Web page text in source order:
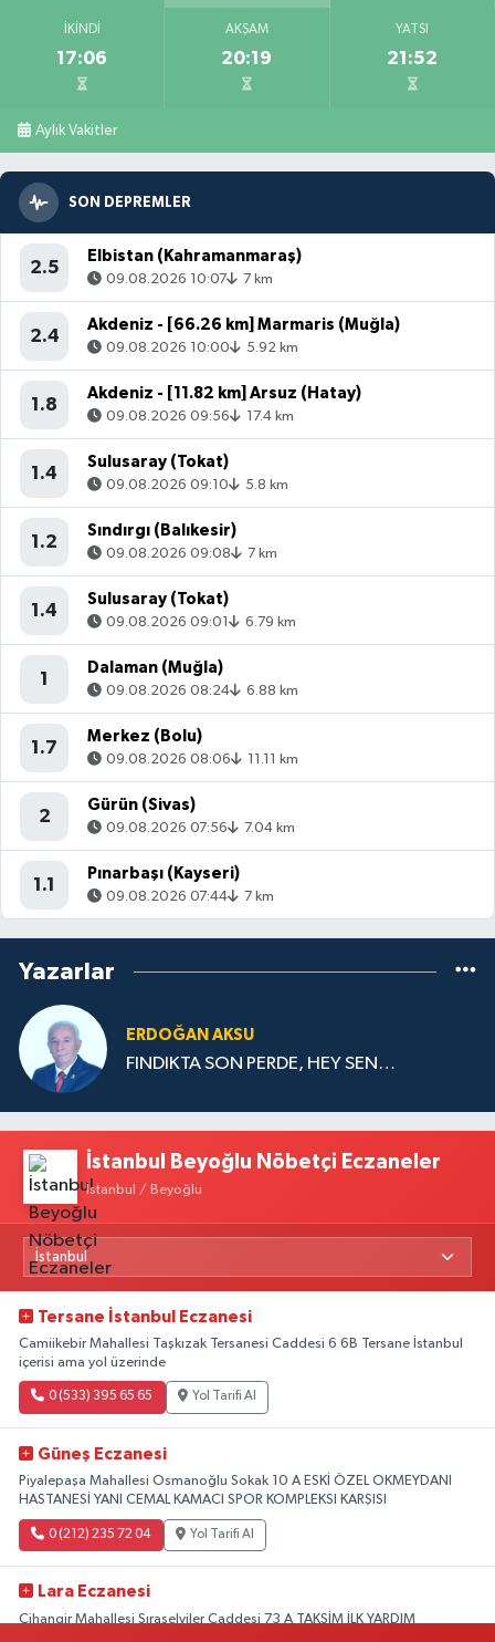
İKINDI
17:06
AKŞAM
20:19
YATSI
21:52
Aylık Vakitler
SON DEPREMLER
2.5
Elbistan (Kahramanmaraş)
09.08.2026 10:07 7 km
2.4
Akdeniz - [66.26 km] Marmaris (Muğla)
09.08.2026 10:00 5.92 km
1.8
Akdeniz - [11.82 km] Arsuz (Hatay)
09.08.2026 09:56 17.4 km
1.4
Sulusaray (Tokat)
09.08.2026 09:10 5.8 km
1.2
Sındırgı (Balıkesir)
09.08.2026 09:08 7 km
1.4
Sulusaray (Tokat)
09.08.2026 09:01 6.79 km
1
Dalaman (Muğla)
09.08.2026 08:24 6.88 km
1.7
Merkez (Bolu)
09.08.2026 08:06 11.11 km
2
Gürün (Sivas)
09.08.2026 07:56 7.04 km
1.1
Pınarbaşı (Kayseri)
09.08.2026 07:44 7 km
Yazarlar
ERDOĞAN AKSU
FINDIKTA SON PERDE, HEY SEN…
İstanbul Beyoğlu Nöbetçi Eczaneler
İstanbul / Beyoğlu
Tersane İstanbul Eczanesi
Camiikebir Mahallesi Taşkızak Tersanesi Caddesi 6 6B Tersane İstanbul
içerisi ama yol üzerinde
0 (533) 395 65 65 Yol Tarifi Al
Güneş Eczanesi
Piyalepaşa Mahallesi Osmanoğlu Sokak 10 A ESKİ ÖZEL OKMEYDANI
HASTANESİ YANI CEMAL KAMACI SPOR KOMPLEKSI KARŞISI
0 (212) 235 72 04 Yol Tarifi Al
Lara Eczanesi
Cihangir Mahallesi Sıraselviler Caddesi 73 A TAKSİM İLK YARDIM